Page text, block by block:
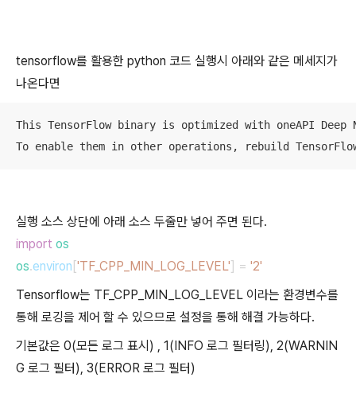
tensorflow를 활용한 python 코드 실행시 아래와 같은 메세지가
나온다면
This TensorFlow binary is optimized with oneAPI
To enable them in other operations, rebuild
실행 소스 상단에 아래 소스 두줄만 넣어 주면 된다.
import os
os.environ ['TF_CPP_MIN_LOG_LEVEL'] = '2'
Tensorflow는 TF_CPP_MIN_LOG_LEVEL 이라는 환경변수를
통해 로깅을 제어 할 수 있으므로 설정을 통해 해결 가능하다.
기본값은 0(모든 로그 표시) , 1(INFO 로그 필터링), 2(WARNIN
G 로그 필터), 3(ERROR 로그 필터)